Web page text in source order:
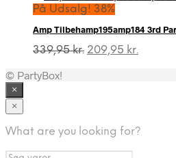
pris
820,00 kr..619,00
På Udsalg! 38%
Amp Tilbehamp195amp184 3rd
339,95kr. Den
209,95 kr.
© PartyBox!
×
×
What are you looking for?